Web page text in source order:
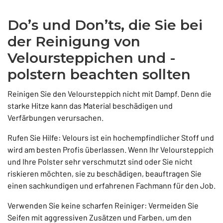
Do’s und Don’ts, die Sie bei
der Reinigung von
Veloursteppichen und -
polstern beachten sollten
Reinigen Sie den Veloursteppich nicht mit Dampf. Denn die
starke Hitze kann das Material beschädigen und
Verfärbungen verursachen.
Rufen Sie Hilfe: Velours ist ein hochempfindlicher Stoff und
wird am besten Profis überlassen. Wenn Ihr Veloursteppich
und Ihre Polster sehr verschmutzt sind oder Sie nicht
riskieren möchten, sie zu beschädigen, beauftragen Sie
einen sachkundigen und erfahrenen Fachmann für den Job.
Verwenden Sie keine scharfen Reiniger: Vermeiden Sie
Seifen mit aggressiven Zusätzen und Farben, um den